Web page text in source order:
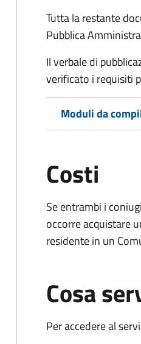
Tutta la restante
Pubblica
Il verbale di
verificato i requisiti
Moduli da
Costi
Se entrambi i
occorre acquistare
residente in un
Cosa
Per accedere al